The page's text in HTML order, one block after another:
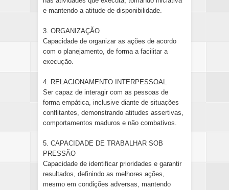
e mantendo a atitude de disponibilidade.
3. ORGANIZAÇÃO
Capacidade de organizar as ações de acordo
com o planejamento, de forma a facilitar a
execução.
4. RELACIONAMENTO INTERPESSOAL
Ser capaz de interagir com as pessoas de
forma empática, inclusive diante de situações
conflitantes, demonstrando atitudes assertivas,
comportamentos maduros e não combativos.
5. CAPACIDADE DE TRABALHAR SOB
PRESSÃO
Capacidade de identificar prioridades e garantir
resultados, definindo as melhores ações,
mesmo em condições adversas, mantendo